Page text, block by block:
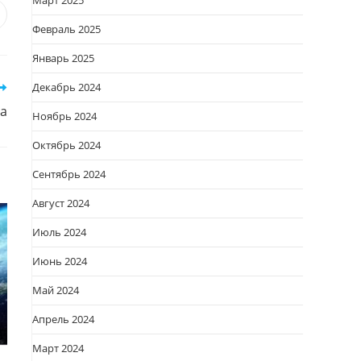
новом
Февраль 2025
Январь 2025
Декабрь 2024
Ноябрь 2024
Октябрь 2024
Сентябрь 2024
Август 2024
Июль 2024
Июнь 2024
Май 2024
Апрель 2024
Март 2024